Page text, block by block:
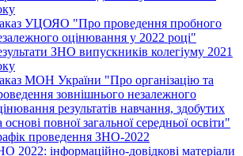
УЦОЯО "Про проведення пробного
оцінювання у 2022 році"
ЗНО випускників колегіуму 2021
МОН України "Про організацію та
зовнішнього незалежного
результатів навчання, здобутих
основі повної загальної середньої освіти"
проведення ЗНО-2022
2022: інформаційно-довідкові матеріали